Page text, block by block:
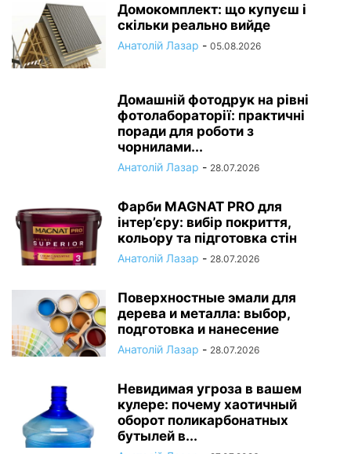
Домокомплект: що купуєш і
скільки реально вийде
Анатолій Лазар - 05.08.2026
Домашній фотодрук на рівні
фотолабораторії: практичні
поради для роботи з
чорнилами...
Анатолій Лазар - 28.07.2026
Фарби MAGNAT PRO для
інтер’єру: вибір покриття,
кольору та підготовка стін
Анатолій Лазар - 28.07.2026
Поверхностные эмали для
дерева и металла: выбор,
подготовка и нанесение
Анатолій Лазар - 28.07.2026
Невидимая угроза в вашем
кулере: почему хаотичный
оборот поликарбонатных
бутылей в...